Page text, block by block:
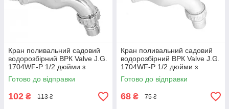
Кран поливальний садовий
водорозбірний ВРК Valve J.G.
1704WF-P 1/2 дюйми з
штуцером 10,5 см пластик
хром
Готово до відправки
102 ₴ 113 ₴
Кран поливальний садовий
водорозбірний ВРК Valve J.G.
1704WF-P 1/2 дюйми з
штуцером 10,5 см пластик
білий
Готово до відправки
68 ₴ 75 ₴